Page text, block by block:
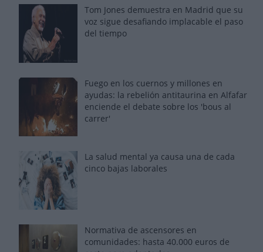
Tom Jones demuestra en Madrid que su
voz sigue desafiando implacable el paso
del tiempo
Fuego en los cuernos y millones en
ayudas: la rebelión antitaurina en Alfafar
enciende el debate sobre los 'bous al
carrer'
La salud mental ya causa una de cada
cinco bajas laborales
Normativa de ascensores en
comunidades: hasta 40.000 euros de